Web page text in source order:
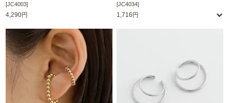
[JC4003]
4,290円
[JC4034]
1,716円